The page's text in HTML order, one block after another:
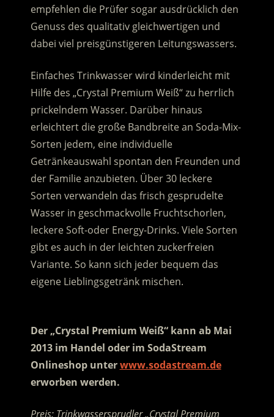
empfehlen die Prüfer sogar ausdrücklich den
Genuss des qualitativ gleichwertigen und
dabei viel preisgünstigeren Leitungswassers.
Einfaches Trinkwasser wird kinderleicht mit
Hilfe des „Crystal Premium Weiß“ zu herrlich
prickelndem Wasser. Darüber hinaus
erleichtert die große Bandbreite an Soda-Mix-
Sorten jedem, eine individuelle
Getränkeauswahl spontan den Freunden und
der Familie anzubieten. Über 30 leckere
Sorten verwandeln das frisch gesprudelte
Wasser in geschmackvolle Fruchtschorlen,
leckere Soft-oder Energy-Drinks. Viele Sorten
gibt es auch in der leichten zuckerfreien
Variante. So kann sich jeder bequem das
eigene Lieblingsgetränk mischen.
Der „Crystal Premium Weiß“ kann ab Mai
2013 im Handel oder im SodaStream
Onlineshop unterwww.sodastream.de
erworben werden.
Preis: Trinkwassersprudler „Crystal Premium